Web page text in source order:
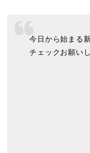
今日から始まる
チェックお願い